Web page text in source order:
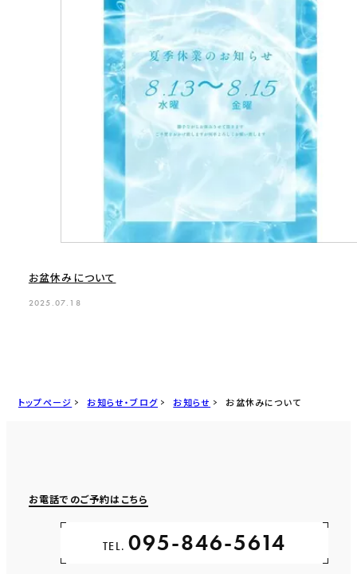
お盆休みについて
2025.07.18
トップページ お知らせ・ブログ お知らせ お盆休みについて
お電話でのご予約はこちら
TEL. 095-846-5614